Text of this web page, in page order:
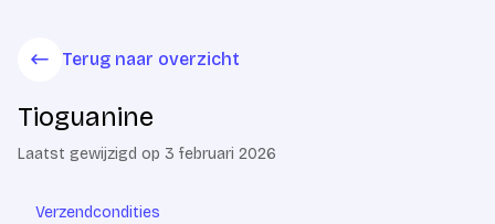
Terug naar overzicht
Tioguanine
Laatst gewijzigd op 3 februari 2026
Verzendcondities